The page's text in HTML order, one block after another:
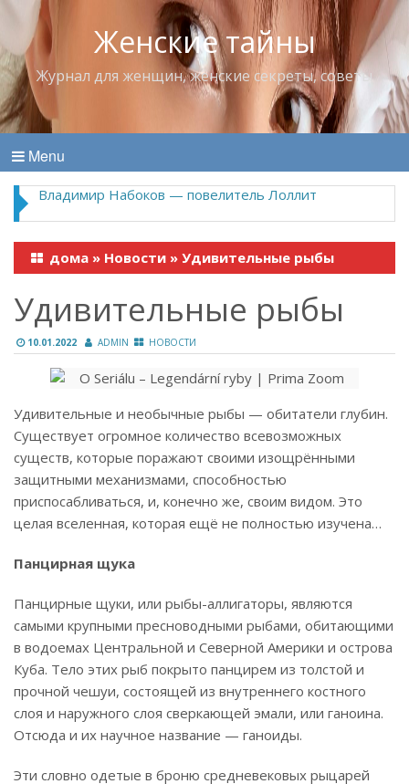
Женские тайны
Журнал для женщин, женские секреты, советы
Menu
Странные медицинские изобретения из прошлого
дома » Новости » Удивительные рыбы
Удивительные рыбы
10.01.2022 ADMIN НОВОСТИ
Удивительные и необычные рыбы — обитатели глубин.
Существует огромное количество всевозможных
существ, которые поражают своими изощрёнными
защитными механизмами, способностью
приспосабливаться, и, конечно же, своим видом. Это
целая вселенная, которая ещё не полностью изучена…
Панцирная щука
Панцирные щуки, или рыбы-аллигаторы, являются
самыми крупными пресноводными рыбами, обитающими
в водоемах Центральной и Северной Америки и острова
Куба. Тело этих рыб покрыто панцирем из толстой и
прочной чешуи, состоящей из внутреннего костного
слоя и наружного слоя сверкающей эмали, или ганоина.
Отсюда и их научное название — ганоиды.
Эти словно одетые в броню средневековых рыцарей